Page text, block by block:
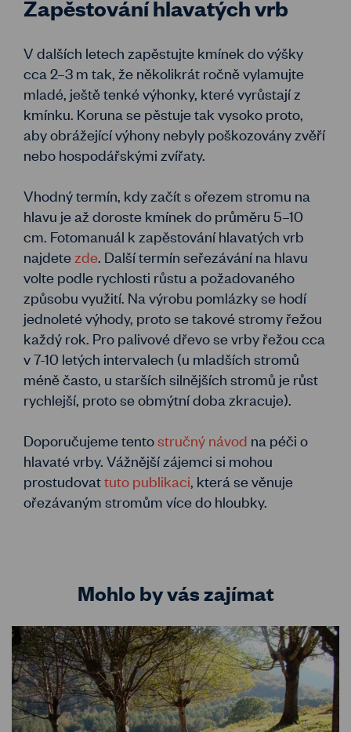
Zapěstování hlavatých vrb
V dalších letech zapěstujte kmínek do výšky
cca 2–3 m tak, že několikrát ročně vylamujte
mladé, ještě tenké výhonky, které vyrůstají z
kmínku. Koruna se pěstuje tak vysoko proto,
aby obrážející výhony nebyly poškozovány zvěří
nebo hospodářskými zvířaty.
Vhodný termín, kdy začít s ořezem stromu na
hlavu je až doroste kmínek do průměru 5–10
cm. Fotomanuál k zapěstování hlavatých vrb
najdetezde . Další termín seřezávání na hlavu
volte podle rychlosti růstu a požadovaného
způsobu využití. Na výrobu pomlázky se hodí
jednoleté výhody, proto se takové stromy řežou
každý rok. Pro palivové dřevo se vrby řežou cca
v 7-10 letých intervalech (u mladších stromů
méně často, u starších silnějších stromů je růst
rychlejší, proto se obmýtní doba zkracuje).
Doporučujeme tentostručný návod na péči o
hlavaté vrby. Vážnější zájemci si mohou
prostudovattuto publikaci , která se věnuje
ořezávaným stromům více do hloubky.
Mohlo by vás zajímat